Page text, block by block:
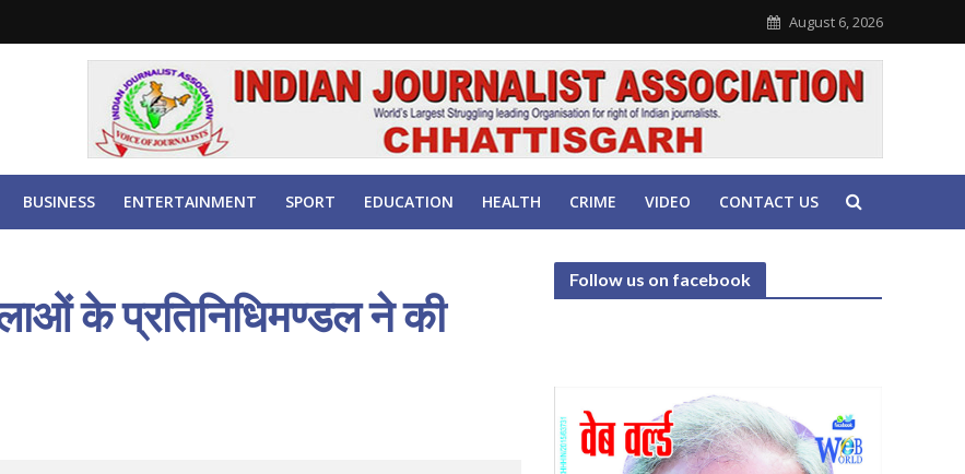
August 6, 2026
BUSINESS ENTERTAINMENT SPORT EDUCATION HEALTH CRIME VIDEO CONTACT US
के प्रतिनिधिमण्डल ने की
Follow us on facebook